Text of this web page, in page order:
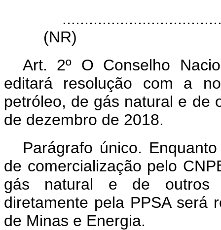
(NR)
Art. 2º O Conselho
editará resolução com a
petróleo, de gás natural e de
de dezembro de 2018.
Parágrafo único.
de comercialização pelo
gás natural e de outros
diretamente pela PPSA será
de Minas e Energia.